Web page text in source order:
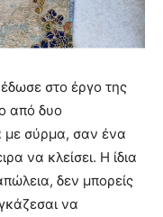
έδωσε στο έργο της
από δυο
σύρμα, σαν ένα
να κλείσει. Η ίδια
δεν μπορείς
να